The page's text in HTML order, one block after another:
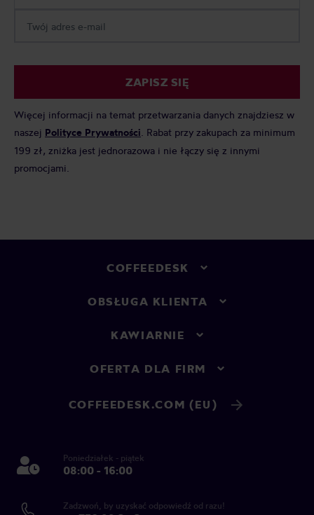
ZAPISZ SIĘ
Więcej informacji na temat przetwarzania danych znajdziesz w
naszej Polityce Prywatności . Rabat przy zakupach za minimum
199 zł, zniżka jest jednorazowa i nie łączy się z innymi
promocjami.
COFFEEDESK
OBSŁUGA KLIENTA
KAWIARNIE
OFERTA DLA FIRM
COFFEEDESK.COM (EU)
Poniedziałek - piątek
08:00 - 16:00
Zadzwoń, by uzyskać odpowiedź od razu!